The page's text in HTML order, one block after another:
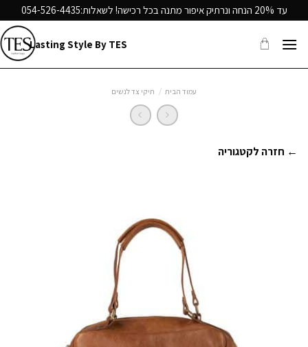
to
content
עד 20% הנחה ונרתיק איפור מתנה בכל רכישה! לשאלות: 054-526-4435
Lasting Style By TES
עמוד הבית / תיקי צד לנשים
← חזרה לקטגוריה